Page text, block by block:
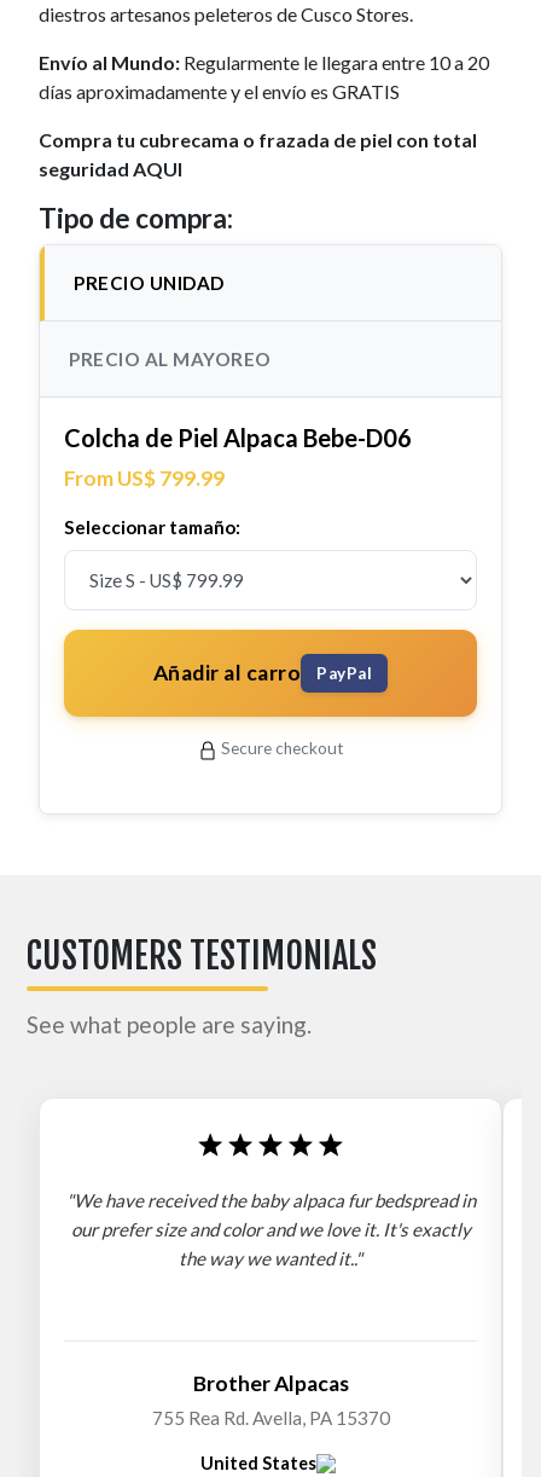
diestros artesanos peleteros de Cusco Stores.
Envío al Mundo: Regularmente le llegara entre 10 a 20
días aproximadamente y el envío es GRATIS
Compra tu cubrecama o frazada de piel con total
seguridad AQUI
Tipo de compra:
PRECIO UNIDAD
PRECIO AL MAYOREO
Colcha de Piel Alpaca Bebe-D06
From US$ 799.99
Seleccionar tamaño:
Añadir al carro PayPal
Secure checkout
CUSTOMERS TESTIMONIALS
See what people are saying.
"We have received the baby alpaca fur bedspread in
our prefer size and color and we love it. It's exactly
the way we wanted it.."
Brother Alpacas
755 Rea Rd. Avella, PA 15370
United States